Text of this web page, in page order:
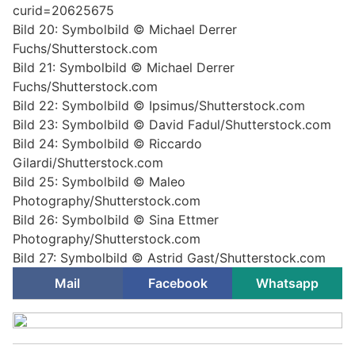
curid=20625675
Bild 20: Symbolbild © Michael Derrer
Fuchs/Shutterstock.com
Bild 21: Symbolbild © Michael Derrer
Fuchs/Shutterstock.com
Bild 22: Symbolbild © Ipsimus/Shutterstock.com
Bild 23: Symbolbild © David Fadul/Shutterstock.com
Bild 24: Symbolbild © Riccardo
Gilardi/Shutterstock.com
Bild 25: Symbolbild © Maleo
Photography/Shutterstock.com
Bild 26: Symbolbild © Sina Ettmer
Photography/Shutterstock.com
Bild 27: Symbolbild © Astrid Gast/Shutterstock.com
Mail
Facebook Whatsapp